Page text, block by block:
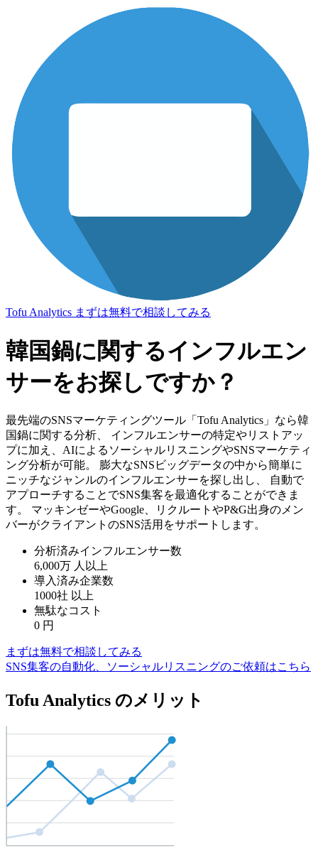
Tofu Analytics まずは無料で相談してみる
韓国鍋に関するインフルエン
サーをお探しですか？
最先端のSNSマーケティングツール「Tofu Analytics」なら韓
国鍋に関する分析、 インフルエンサーの特定やリストアッ
プに加え、AIによるソーシャルリスニングやSNSマーケティ
ング分析が可能。 膨大なSNSビッグデータの中から簡単に
ニッチなジャンルのインフルエンサーを探し出し、 自動で
アプローチすることでSNS集客を最適化することができま
す。 マッキンゼーやGoogle、リクルートやP&G出身のメン
バーがクライアントのSNS活用をサポートします。
分析済みインフルエンサー数
6,000万 人以上
導入済み企業数
1000社 以上
無駄なコスト
0 円
まずは無料で相談してみる
SNS集客の自動化、ソーシャルリスニングのご依頼はこちら
Tofu Analytics のメリット